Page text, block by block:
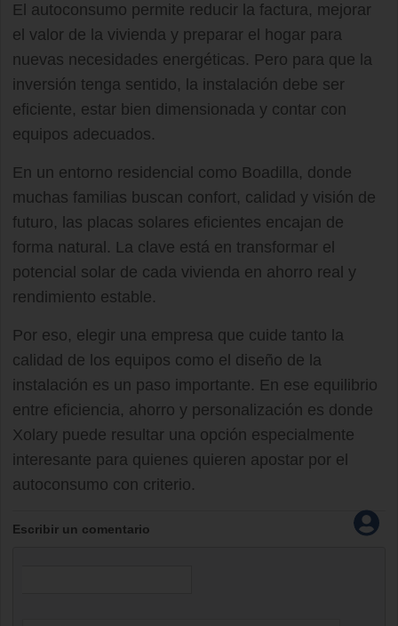
El autoconsumo permite reducir la factura, mejorar
el valor de la vivienda y preparar el hogar para
nuevas necesidades energéticas. Pero para que la
inversión tenga sentido, la instalación debe ser
eficiente, estar bien dimensionada y contar con
equipos adecuados.
En un entorno residencial como Boadilla, donde
muchas familias buscan confort, calidad y visión de
futuro, las placas solares eficientes encajan de
forma natural. La clave está en transformar el
potencial solar de cada vivienda en ahorro real y
rendimiento estable.
Por eso, elegir una empresa que cuide tanto la
calidad de los equipos como el diseño de la
instalación es un paso importante. En ese equilibrio
entre eficiencia, ahorro y personalización es donde
Xolary puede resultar una opción especialmente
interesante para quienes quieren apostar por el
autoconsumo con criterio.
Escribir un comentario